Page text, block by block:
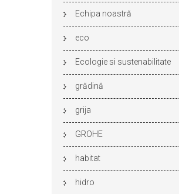
Echipa noastră
eco
Ecologie si sustenabilitate
grădină
grija
GROHE
habitat
hidro